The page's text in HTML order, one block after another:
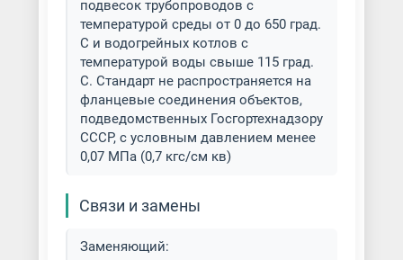
подвесок трубопроводов с
температурой среды от 0 до 650 град.
С и водогрейных котлов с
температурой воды свыше 115 град.
С. Стандарт не распространяется на
фланцевые соединения объектов,
подведомственных Госгортехнадзору
СССР, с условным давлением менее
0,07 МПа (0,7 кгс/см кв)
Связи и замены
Заменяющий: